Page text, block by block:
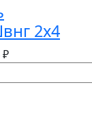
2х4
₽